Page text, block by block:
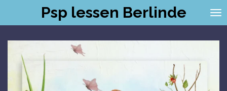
de
hoofdinhoud
Psp lessen Berlinde